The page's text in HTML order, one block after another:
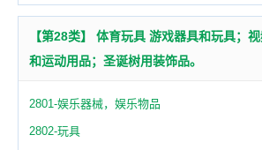
【第28类】 体育玩具 游戏器具和玩具；
和运动用品；圣诞树用装饰品。
2801-娱乐器械，娱乐物品
2802-玩具